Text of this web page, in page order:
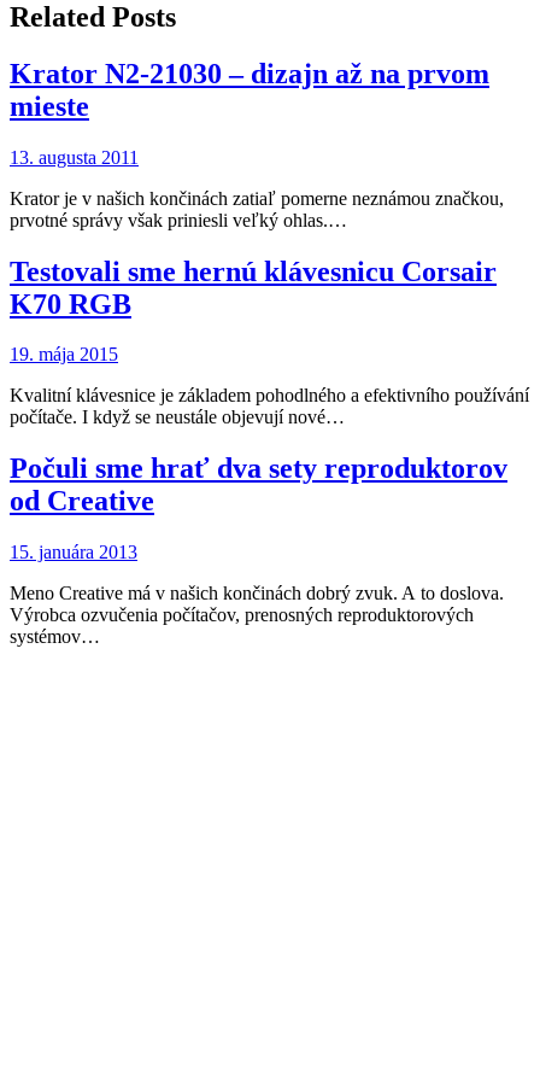
článku
Related Posts
Krator N2-21030 – dizajn až na prvom
mieste
13. augusta 2011
Krator je v našich končinách zatiaľ pomerne neznámou značkou,
prvotné správy však priniesli veľký ohlas.…
Testovali sme hernú klávesnicu Corsair
K70 RGB
19. mája 2015
Kvalitní klávesnice je základem pohodlného a efektivního používání
počítače. I když se neustále objevují nové…
Počuli sme hrať dva sety reproduktorov
od Creative
15. januára 2013
Meno Creative má v našich končinách dobrý zvuk. A to doslova.
Výrobca ozvučenia počítačov, prenosných reproduktorových
systémov…